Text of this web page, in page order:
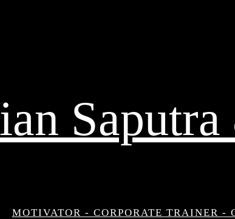
MOTIVATOR - CORPORATE TRAINER -